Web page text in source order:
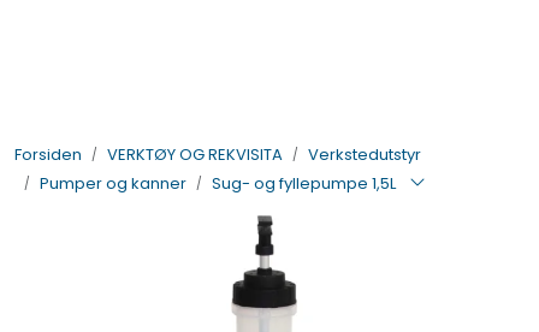
Forsiden VERKTØY OG REKVISITA
Verkstedutstyr
Pumper og kanner
Sug- og fyllepumpe 1,5L
ELEKTRISK